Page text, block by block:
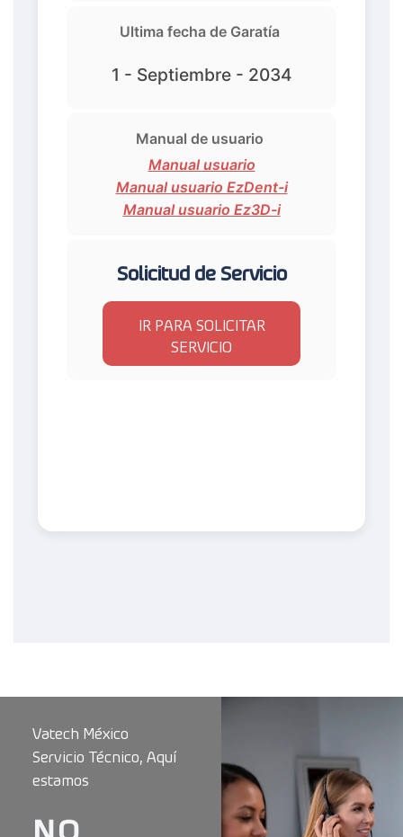
Ultima fecha de Garatía
1 - Septiembre - 2034
Manual de usuario
Manual usuario
Manual usuario EzDent-i
Manual usuario Ez3D-i
Solicitud de Servicio
IR PARA SOLICITAR
SERVICIO
Vatech México
Servicio Técnico, Aquí
estamos
NO